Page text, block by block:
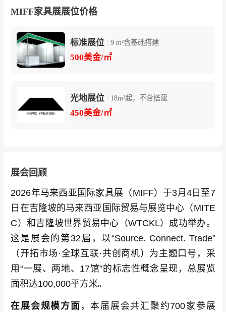
ds Industries、Shantawood、Winner Office Net
国际参展企业：松下控股（Panasonic Holding
s）
M）、马来西亚木材工业局（MTIB）、麻坡家具
同业商会（MFA）
MIFF家具展展位价格
标准展位 | 9 m²含基础搭建
500美金/㎡
光地展位 | 18m²起，不含搭建
450美金/㎡
展会回顾
2026年马来西亚国际家具展（MIFF）于3月4日至7
日在吉隆坡的马来西亚国际贸易与展览中心（MITE
C）和吉隆坡世界贸易中心（WTCKL）成功举办。
这是展会的第32届，以“Source. Connect. Trade”
（开拓市场·全球互联·共创商机）为主题口号，采
用“一展、两地、17馆”的标志性概念呈现，总展览
面积达100,000平方米。
在展会规模方面 ，本届展会共汇聚约700家参展